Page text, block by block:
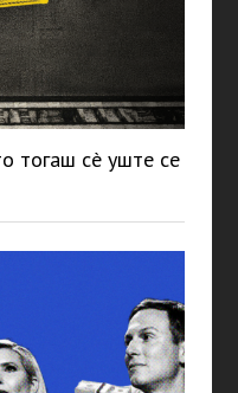
тогаш сè уште се